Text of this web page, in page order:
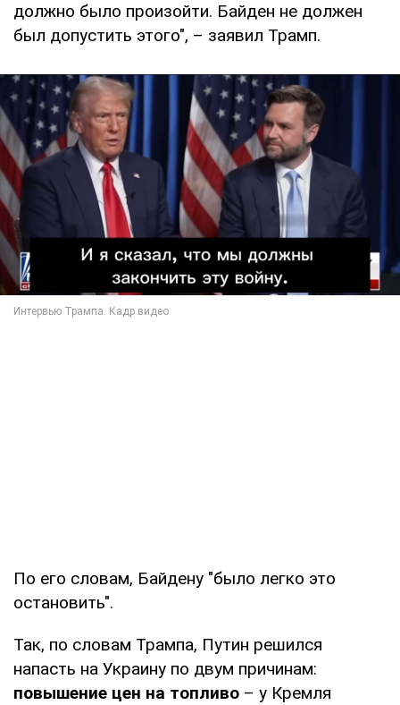
должно было произойти. Байден не должен
был допустить этого", – заявил Трамп.
По его словам, Байдену "было легко это
остановить".
Так, по словам Трампа, Путин решился
напасть на Украину по двум причинам:
повышение цен на топливо – у Кремля